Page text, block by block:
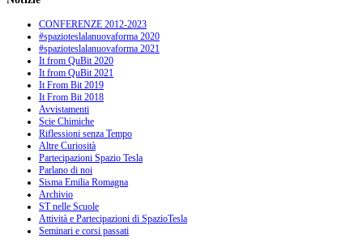
CONFERENZE 2012-2023
#spazioteslalanuovaforma 2020
#spazioteslalanuovaforma 2021
It from QuBit 2020
It from QuBit 2021
It From Bit 2019
It From Bit 2018
Avvistamenti
Scie Chimiche
Riflessioni senza Tempo
Altre Curiosità
Partecipazioni Spazio Tesla
Parlano di noi
Sisma Emilia Romagna
Archivio
ST nelle Scuole
Attività e Partecipazioni di SpazioTesla
Seminari e corsi passati